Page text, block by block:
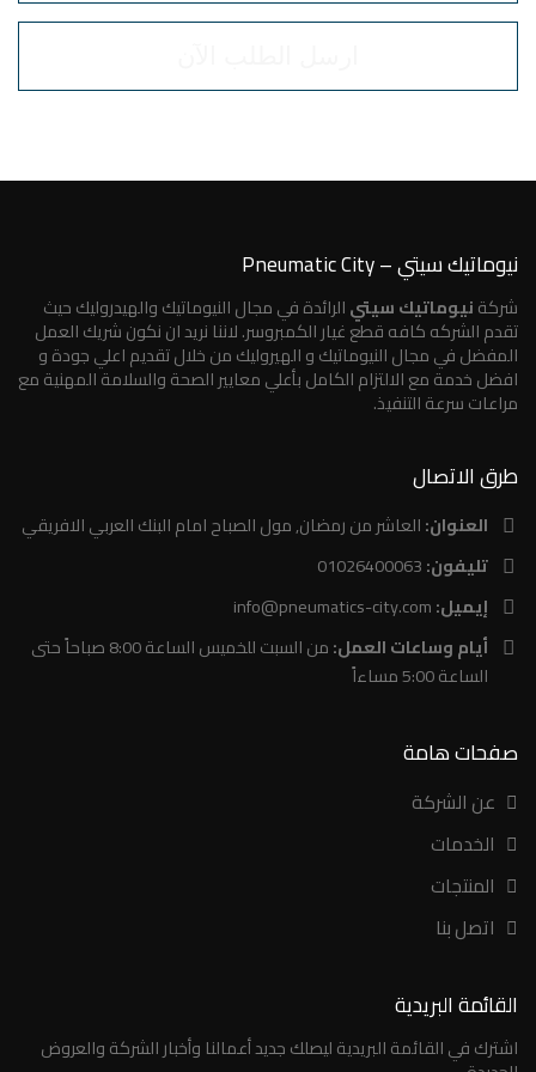
نيوماتيك سيتي – Pneumatic City
شركةنيوماتيك سيتيالرائدة في مجال النيوماتيك والهيدروليك حيث
تقدم الشركه كافه قطع غيار الكمبروسر. لاننا نريد ان نكون شريك العمل
المفضل في مجال النيوماتيك و الهيروليك من خلال تقديم اعلي جودة و
افضل خدمة مع الالتزام الكامل بأعلي معايير الصحة والسلامة المهنية مع
مراعات سرعة التنفيذ.
طرق الاتصال
العنوان:العاشر من رمضان, مول الصباح امام البنك العربي الافريقي
تليفون:01026400063
إيميل:info@pneumatics-city.com
أيام وساعات العمل:
من السبت للخميس الساعة 8:00 صباحاً حتى
الساعة 5:00 مساءاً
صفحات هامة
عن الشركة
الخدمات
المنتجات
اتصل بنا
القائمة البريدية
اشترك في القائمة البريدية ليصلك جديد أعمالنا وأخبار الشركة والعروض